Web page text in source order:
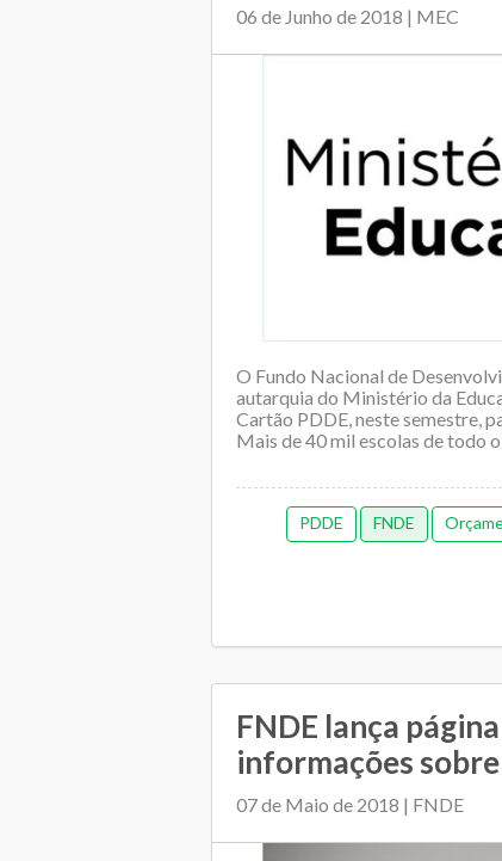
06 de Junho de 2018 | MEC
O Fundo Nacional de
autarquia do Ministério da
Cartão PDDE, neste semestre,
Mais de 40 mil escolas de todo
PDDE FNDE
FNDE lança
informações
07 de Maio de 2018 | FNDE